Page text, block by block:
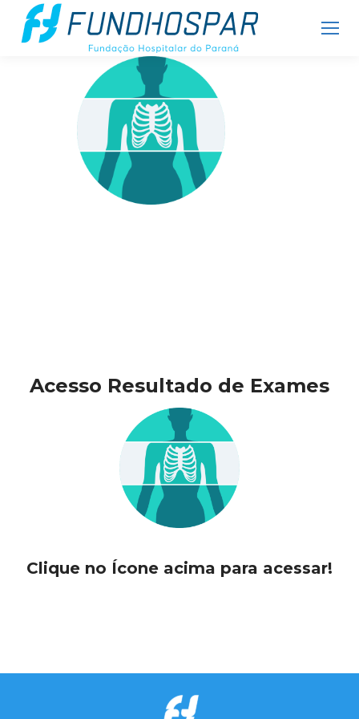
Acesso Resultado de Exames
Clique no Ícone acima para acessar!